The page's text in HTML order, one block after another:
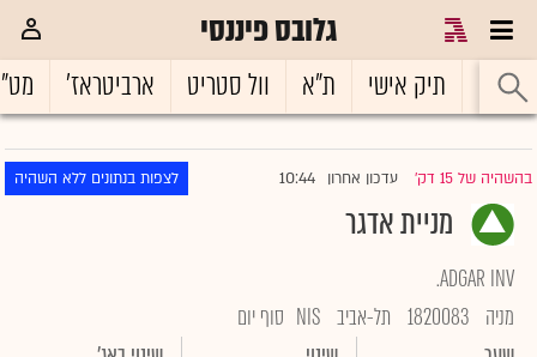
גלובס פיננסי
ראשי תיק אישי ת"א וול סטריט ארביטראז'
בהשהיה של 15 דק' |עדכון אחרון 10:44 לצפות בנתונים ללא השהיה
מניית אדגר
ADGAR INV.
מניה 1820083 תל-אביב NIS סוף יום